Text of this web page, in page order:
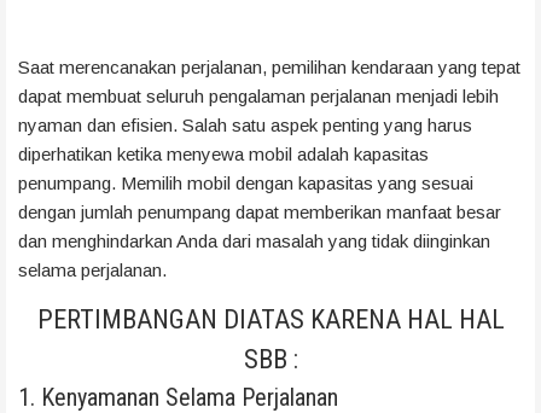
Saat merencanakan perjalanan, pemilihan kendaraan yang tepat
dapat membuat seluruh pengalaman perjalanan menjadi lebih
nyaman dan efisien. Salah satu aspek penting yang harus
diperhatikan ketika menyewa mobil adalah kapasitas
penumpang. Memilih mobil dengan kapasitas yang sesuai
dengan jumlah penumpang dapat memberikan manfaat besar
dan menghindarkan Anda dari masalah yang tidak diinginkan
selama perjalanan.
PERTIMBANGAN DIATAS KARENA HAL HAL
SBB :
1. Kenyamanan Selama Perjalanan